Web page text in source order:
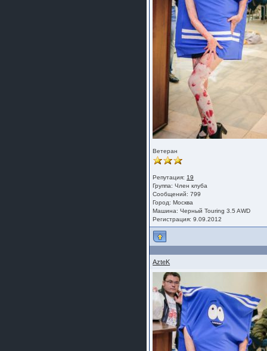
Ветеран
Репутация: 19
Группа:Член клуба
Сообщений: 799
Город: Москва
Машина: Черный Touring 3.5 AWD
Регистрация: 9.09.2012
AzteK